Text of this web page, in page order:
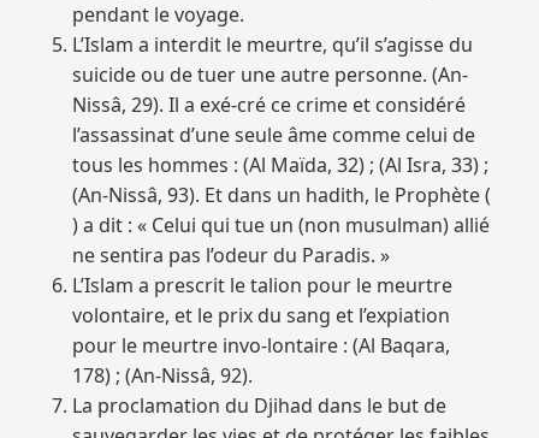
pendant le voyage.
L’Islam a interdit le meurtre, qu’il s’agisse du
suicide ou de tuer une autre personne. (An-
Nissâ, 29). Il a exé-cré ce crime et considéré
l’assassinat d’une seule âme comme celui de
tous les hommes : (Al Maïda, 32) ; (Al Isra, 33) ;
(An-Nissâ, 93). Et dans un hadith, le Prophète (
) a dit : « Celui qui tue un (non musulman) allié
ne sentira pas l’odeur du Paradis. »
L’Islam a prescrit le talion pour le meurtre
volontaire, et le prix du sang et l’expiation
pour le meurtre invo-lontaire : (Al Baqara,
178) ; (An-Nissâ, 92).
La proclamation du Djihad dans le but de